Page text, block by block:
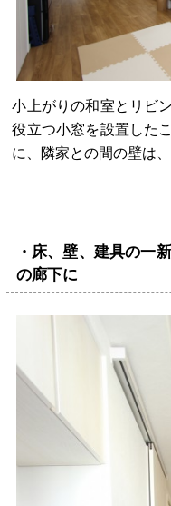
小上がりの和室とリビ
役立つ小窓を設置した
に、隣家との間の壁は
・床、壁、建具の一
の廊下に